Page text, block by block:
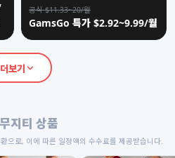
공식 $11.33~20/월
GamsGo 특가 $2.92~9.99/월
더보기
지티 상품
으로, 이에 따른 일정액의 수수료를 제공받습니다.